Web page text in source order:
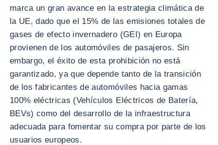
marca un gran avance en la estrategia climática de
la UE, dado que el 15% de las emisiones totales de
gases de efecto invernadero (GEI) en Europa
provienen de los automóviles de pasajeros. Sin
embargo, el éxito de esta prohibición no está
garantizado, ya que depende tanto de la transición
de los fabricantes de automóviles hacia gamas
100% eléctricas (Vehículos Eléctricos de Batería,
BEVs) como del desarrollo de la infraestructura
adecuada para fomentar su compra por parte de los
usuarios europeos.